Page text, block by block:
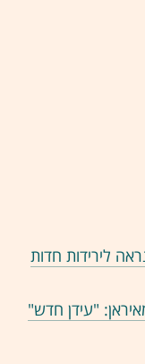
לירידות חדות
"עידן חדש"